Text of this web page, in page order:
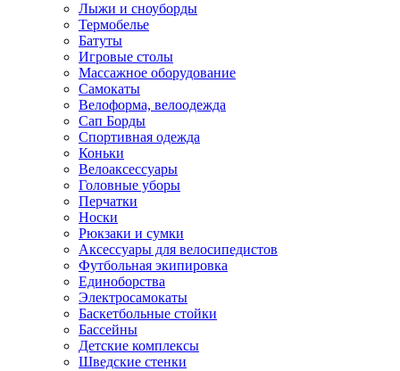
Лыжи и сноуборды
Термобелье
Батуты
Игровые столы
Массажное оборудование
Самокаты
Велоформа, велоодежда
Сап Борды
Спортивная одежда
Коньки
Велоаксессуары
Головные уборы
Перчатки
Носки
Рюкзаки и сумки
Аксессуары для велосипедистов
Футбольная экипировка
Единоборства
Электросамокаты
Баскетбольные стойки
Бассейны
Детские комплексы
Шведские стенки